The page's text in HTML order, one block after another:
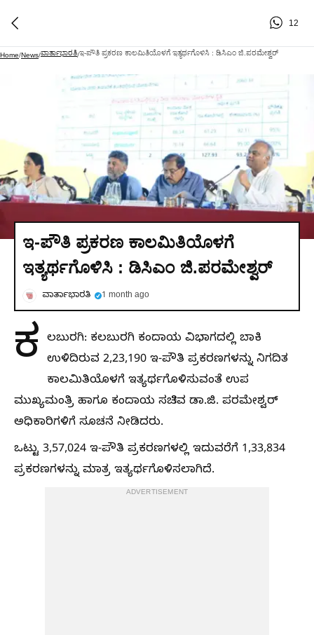
12
Home/News/ವಾರ್ತಾಭಾರತಿ/ಇ-ಪೌತಿ ಪ್ರಕರಣ ಕಾಲಮಿತಿಯೊಳಗೆ ಇತ್ಯರ್ಥಗೊಳಿಸಿ : ಡಿಸಿಎಂ ಜಿ.ಪರಮೇಶ್ವರ್‌
ಇ-ಪೌತಿ ಪ್ರಕರಣ ಕಾಲಮಿತಿಯೊಳಗೆ
ಇತ್ಯರ್ಥಗೊಳಿಸಿ : ಡಿಸಿಎಂ ಜಿ.ಪರಮೇಶ್ವರ್‌
ವಾರ್ತಾಭಾರತಿ 1 month ago
ಕ ಲಬುರಗಿ: ಕಲಬುರಗಿ ಕಂದಾಯ ವಿಭಾಗದಲ್ಲಿ ಬಾಕಿ
ಉಳಿದಿರುವ 2,23,190 ಇ-ಪೌತಿ ಪ್ರಕರಣಗಳನ್ನು ನಿಗದಿತ
ಕಾಲಮಿತಿಯೊಳಗೆ ಇತ್ಯರ್ಥಗೊಳಿಸುವಂತೆ ಉಪ
ಮುಖ್ಯಮಂತ್ರಿ ಹಾಗೂ ಕಂದಾಯ ಸಚಿವ ಡಾ.ಜಿ. ಪರಮೇಶ್ವರ್‌
ಅಧಿಕಾರಿಗಳಿಗೆ ಸೂಚನೆ ನೀಡಿದರು.
ಒಟ್ಟು 3,57,024 ಇ-ಪೌತಿ ಪ್ರಕರಣಗಳಲ್ಲಿ ಇದುವರೆಗೆ 1,33,834
ಪ್ರಕರಣಗಳನ್ನು ಮಾತ್ರ ಇತ್ಯರ್ಥಗೊಳಿಸಲಾಗಿದೆ.
ADVERTISEMENT